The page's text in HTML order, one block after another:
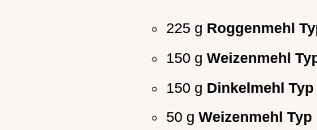
225 g Roggenmehl
150 g Weizenmehl
150 g Dinkelmehl Typ
50 g Weizenmehl Typ